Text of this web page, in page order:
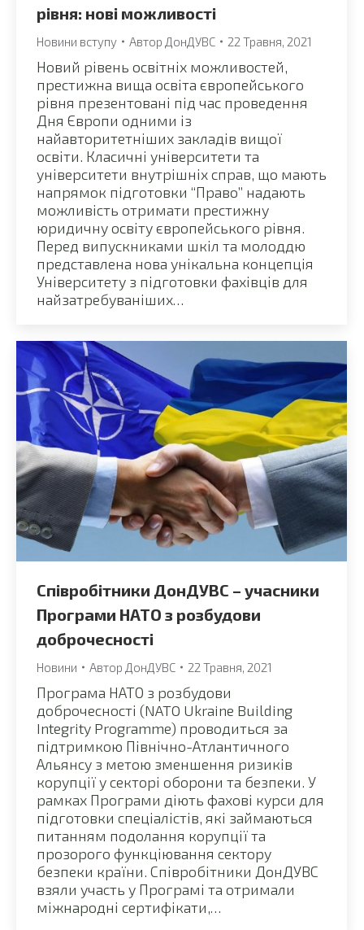
рівня: нові можливості
Новини вступу Автор ДонДУВС 22 Травня, 2021
Новий рівень освітніх можливостей,
престижна вища освіта європейського
рівня презентовані під час проведення
Дня Європи одними із
найавторитетніших закладів вищої
освіти. Класичні університети та
університети внутрішніх справ, що мають
напрямок підготовки “Право” надають
можливість отримати престижну
юридичну освіту європейського рівня.
Перед випускниками шкіл та молоддю
представлена нова унікальна концепція
Університету з підготовки фахівців для
найзатребуваніших…
Співробітники ДонДУВС – учасники
Програми НАТО з розбудови
доброчесності
Новини Автор ДонДУВС 22 Травня, 2021
Програма НАТО з розбудови
доброчесності (NATO Ukraine Building
Integrity Programme) проводиться за
підтримкою Північно-Атлантичного
Альянсу з метою зменшення ризиків
корупції у секторі оборони та безпеки. У
рамках Програми діють фахові курси для
підготовки спеціалістів, які займаються
питанням подолання корупції та
прозорого функціювання сектору
безпеки країни. Співробітники ДонДУВС
взяли участь у Програмі та отримали
міжнародні сертифікати,…